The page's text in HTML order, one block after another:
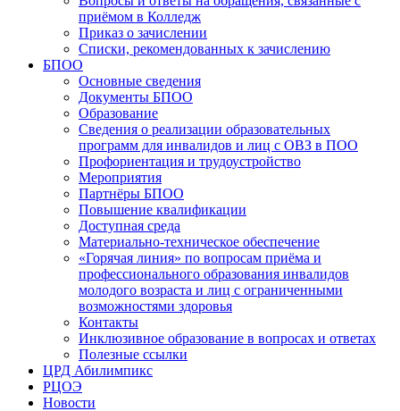
приёмом в Колледж
Приказ о зачислении
Списки, рекомендованных к зачислению
БПОО
Основные сведения
Документы БПОО
Образование
Сведения о реализации образовательных
программ для инвалидов и лиц с ОВЗ в ПОО
Профориентация и трудоустройство
Мероприятия
Партнёры БПОО
Повышение квалификации
Доступная среда
Материально-техническое обеспечение
«Горячая линия» по вопросам приёма и
профессионального образования инвалидов
молодого возраста и лиц с ограниченными
возможностями здоровья
Контакты
Инклюзивное образование в вопросах и ответах
Полезные ссылки
ЦРД Абилимпикс
РЦОЭ
Новости